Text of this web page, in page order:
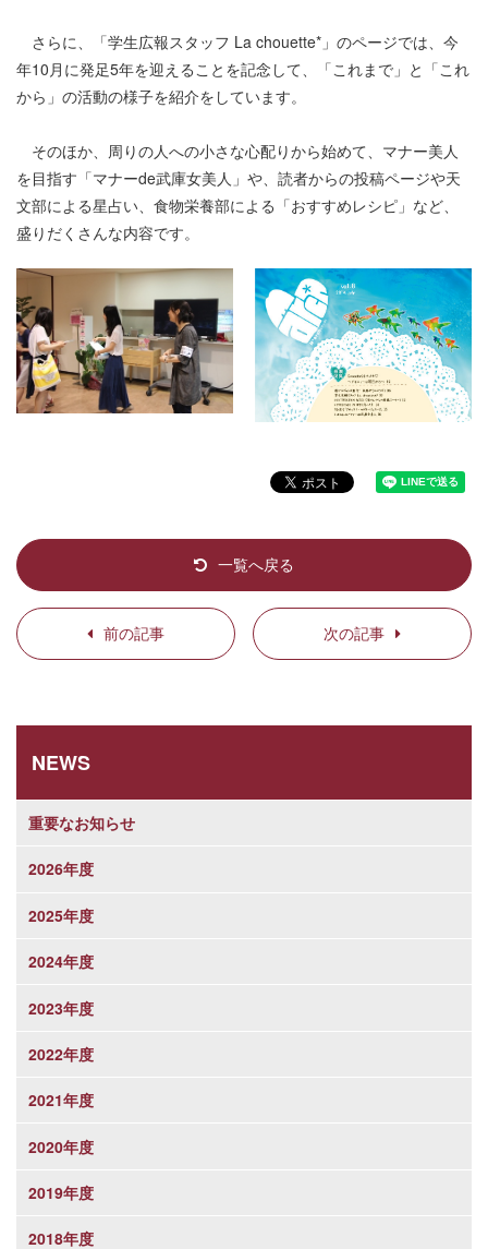
さらに、「学生広報スタッフ La chouette*」のページでは、今
年10月に発足5年を迎えることを記念して、「これまで」と「これ
から」の活動の様子を紹介をしています。
そのほか、周りの人への小さな心配りから始めて、マナー美人
を目指す「マナーde武庫女美人」や、読者からの投稿ページや天
文部による星占い、食物栄養部による「おすすめレシピ」など、
盛りだくさんな内容です。
前の記事
一覧へ戻る
次の記事
NEWS
重要なお知らせ
2026年度
2025年度
2024年度
2023年度
2022年度
2021年度
2020年度
2019年度
2018年度